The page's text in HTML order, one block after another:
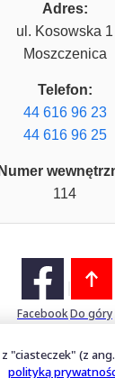
Adres:
ul. Kosowska 1
Moszczenica
Telefon:
44 616 96 23
44 616 96 25
Numer
114
FacebookDo góry
"ciasteczek" (z
polityką